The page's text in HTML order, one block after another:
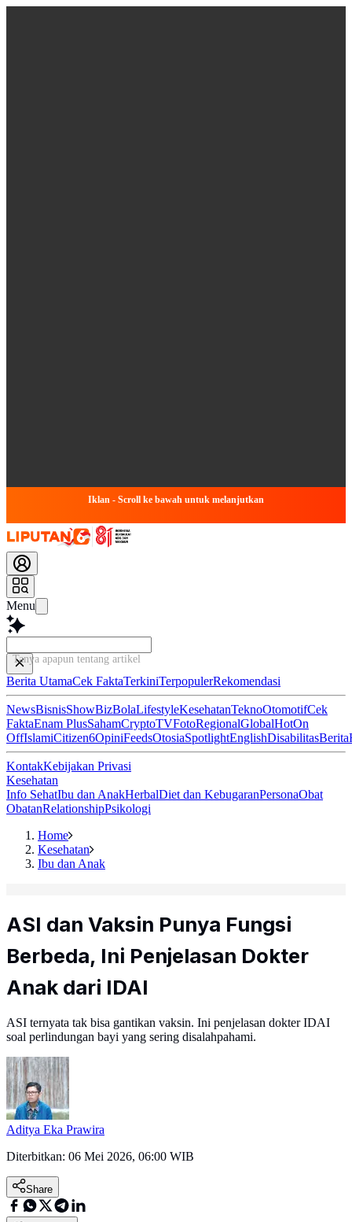
Iklan - Scroll ke bawah untuk melanjutkan
Menu
Tanya apapun tentang artikel ini...
Berita UtamaCek FaktaTerkiniTerpopulerRekomendasi
NewsBisnisShowBizBolaLifestyleKesehatanTeknoOtomotifCek
FaktaEnam PlusSahamCryptoTVFotoRegionalGlobalHotOn
OffIslamiCitizen6OpiniFeedsOtosiaSpotlightEnglishDisabilitasBerita
KontakKebijakan Privasi
Kesehatan
Info SehatIbu dan AnakHerbalDiet dan KebugaranPersonaObat
ObatanRelationshipPsikologi
Home
Kesehatan
Ibu dan Anak
ASI dan Vaksin Punya Fungsi
Berbeda, Ini Penjelasan Dokter
Anak dari IDAI
ASI ternyata tak bisa gantikan vaksin. Ini penjelasan dokter IDAI
soal perlindungan bayi yang sering disalahpahami.
Aditya Eka Prawira
Diterbitkan: 06 Mei 2026, 06:00 WIB
Share